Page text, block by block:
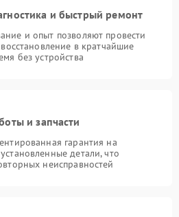
и быстрый ремонт
и опыт позволяют провести
в кратчайшие
без устройства
и запчасти
гарантия на
детали, что
неисправностей